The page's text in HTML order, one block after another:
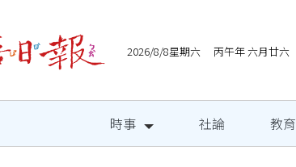
2026/8/8星期六 丙午年 六月廿六
時事 社論 教育